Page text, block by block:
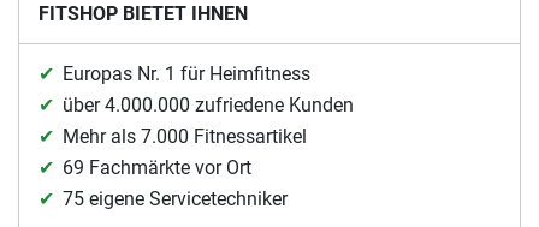
FITSHOP BIETET IHNEN
Europas Nr. 1 für Heimfitness
über 4.000.000 zufriedene Kunden
Mehr als 7.000 Fitnessartikel
69 Fachmärkte vor Ort
75 eigene Servicetechniker